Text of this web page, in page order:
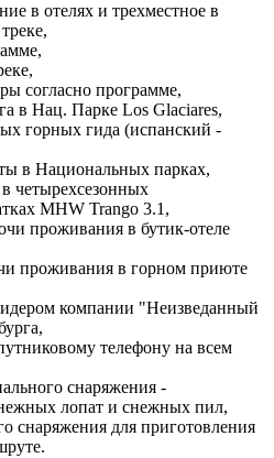
в отелях и трехместное в
согласно программе,
в Нац. Парке Los Glaciares,
горных гида (испанский -
в Национальных парках,
четырехсезонных
MHW Trango 3.1,
проживания в бутик-отеле
проживания в горном приюте
компании "Неизведанный
телефону на всем
снаряжения -
лопат и снежных пил,
снаряжения для приготовления